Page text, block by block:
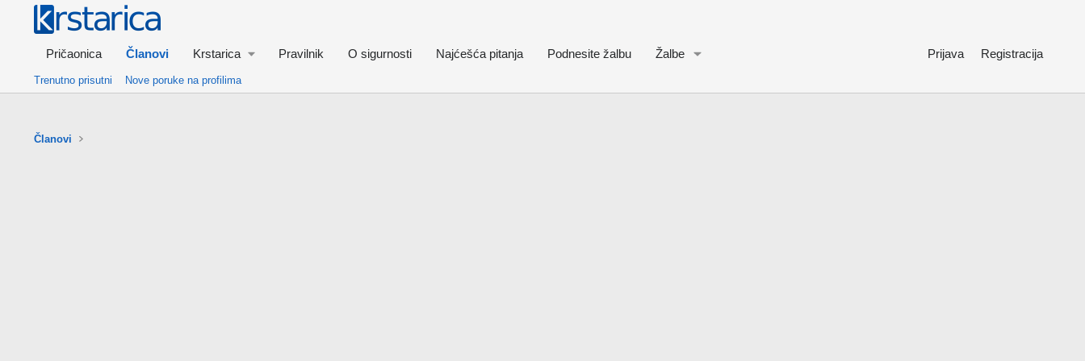
Pričaonica Članovi Krstarica Pravilnik O sigurnosti Najćešća pitanja Podnesite žalbu Žalbe Prijava Registracija
Trenutno prisutni Nove poruke na profilima
Članovi